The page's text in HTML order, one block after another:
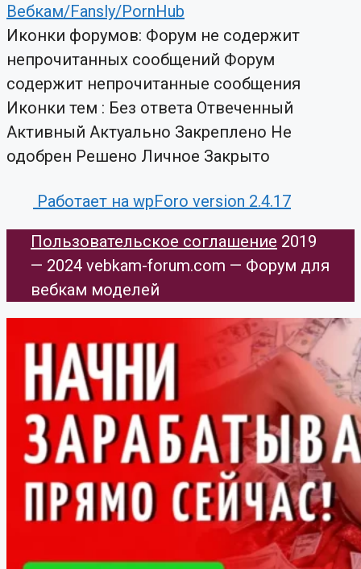
Вебкам/Fansly/PornHub
Иконки форумов: Форум не содержит
непрочитанных сообщений Форум
содержит непрочитанные сообщения
Иконки тем : Без ответа Отвеченный
Активный Актуально Закреплено Не
одобрен Решено Личное Закрыто
Работает на wpForo version 2.4.17
Пользовательское соглашение ​ 2019
— 2024 vebkam-forum.com — Форум для
вебкам моделей